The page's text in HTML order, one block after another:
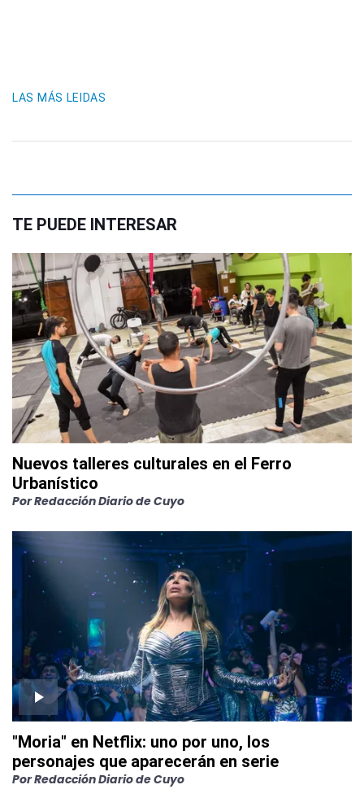
LAS MÁS LEIDAS
TE PUEDE INTERESAR
Nuevos talleres culturales en el Ferro
Urbanístico
PorRedacción Diario de Cuyo
"Moria" en Netflix: uno por uno, los
personajes que aparecerán en serie
PorRedacción Diario de Cuyo